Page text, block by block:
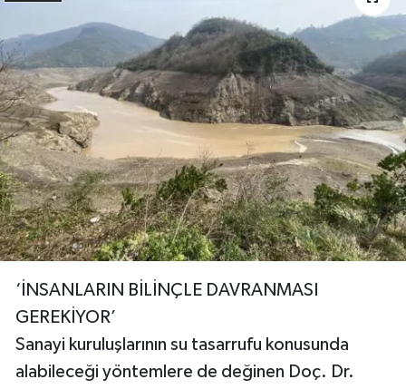
‘İNSANLARIN BİLİNÇLE DAVRANMASI
GEREKİYOR’
Sanayi kuruluşlarının su tasarrufu konusunda
alabileceği yöntemlere de değinen Doç. Dr.